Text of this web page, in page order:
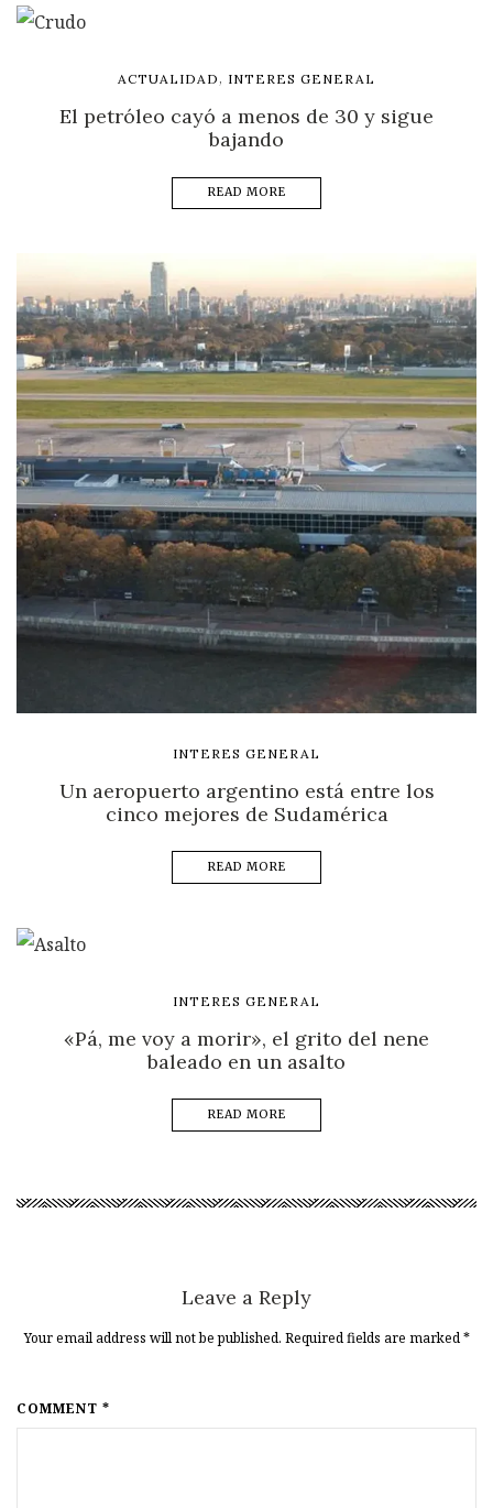
ACTUALIDAD , INTERES GENERAL
El petróleo cayó a menos de 30 y sigue
bajando
READ MORE
INTERES GENERAL
Un aeropuerto argentino está entre los
cinco mejores de Sudamérica
READ MORE
INTERES GENERAL
«Pá, me voy a morir», el grito del nene
baleado en un asalto
READ MORE
Leave a Reply
Your email address will not be published. Required fields are marked*
COMMENT *